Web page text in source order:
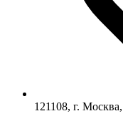
121108, г.